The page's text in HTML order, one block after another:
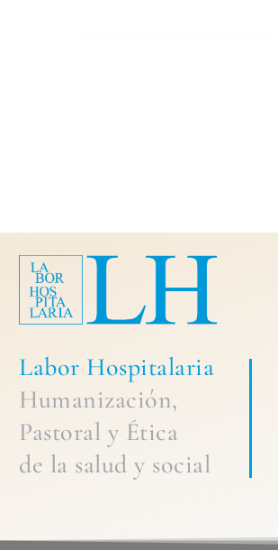
Labor Hospitalaria
Humanización,
Pastoral y Ética
de la salud y social